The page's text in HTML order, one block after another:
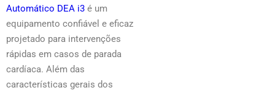
Automático DEA i3 é um
equipamento confiável e eficaz
projetado para intervenções
rápidas em casos de parada
cardíaca. Além das
características gerais dos